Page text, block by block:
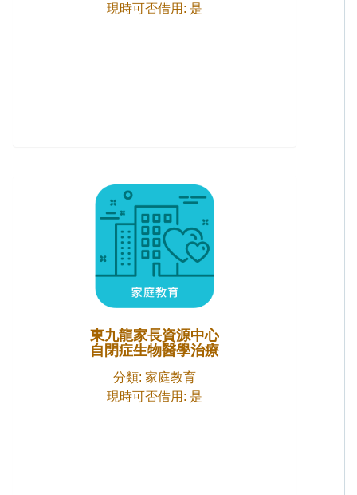
現時可否借用: 是
東九龍家長資源中心
自閉症生物醫學治療
分類: 家庭教育
現時可否借用: 是